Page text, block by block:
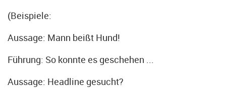
(Beispiele:
Aussage: Mann beißt Hund!
Führung: So konnte es geschehen ...
Aussage: Headline gesucht?